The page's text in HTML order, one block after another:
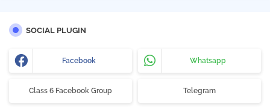
SOCIAL PLUGIN
Facebook Whatsapp
Class 6 Facebook Group Telegram